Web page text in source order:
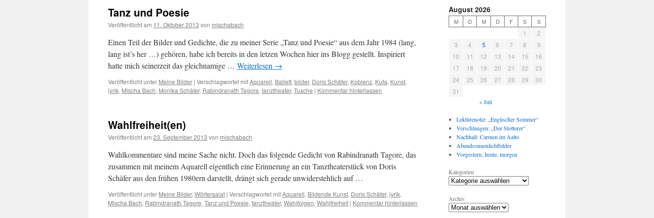
Tanz und Poesie
Veröffentlicht am 11. Oktober 2013 von mischabach
Einen Teil der Bilder und Gedichte, die zu meiner Serie „Tanz und Poesie“ aus dem Jahr 1984 (lang,
lang ist’s her …) gehören, habe ich bereits in den letzen Wochen hier ins Blogg gestellt. Inspiriert
hatte mich seinerzeit das gleichnamige … Weiterlesen →
Veröffentlicht unter Meine Bilder | Verschlagwortet mitAquarell, Ballett, bilder, Doris Schäfer, Koblenz, Kufa, Kunst,
lyrik, Mischa Bach, Monika Schäfer, Rabindranath Tagore, tanztheater, Tusche | Kommentar hinterlassen
Wahlfreiheit(en)
Veröffentlicht am 23. September 2013 von mischabach
Wahlkommentare sind meine Sache nicht. Doch das folgende Gedicht von Rabindranath Tagore, das
zusammen mit meinem Aquarell eigentlich eine Erinnerung an ein Tanztheaterstück von Doris
Schäfer aus den frühen 1980ern darstellt, drängt sich gerade unwiderstehlich auf …
Veröffentlicht unter Meine Bilder, Wörtersalat | Verschlagwortet mitAquarell, Bildende Kunst, Doris Schäfer, lyrik,
Mischa Bach, Rabindranath Tagore, Tanz und Poesie, tanztheater, Wahlfolgen, Wahlfreiheit | Kommentar hinterlassen
August 2026
M D M D F S S
1
2
3
4 5 6 7 8
9
10
11 12 13 14 15
16
17
18 19 20 21 22
23
24
25 26 27 28 29
30
31
« Juli
Lektürenotiz: „Englischer Sommer“
Verschlungen: „Der Stotterer“
Nachhall: Carmen im Aalto
Abendsonnenlichtbilder
Vorgestern, heute, morgen
Kategorien
Archiv